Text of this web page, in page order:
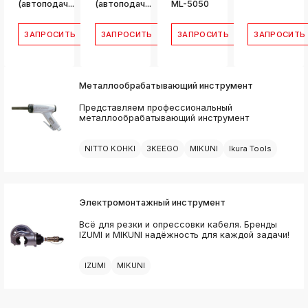
(автоподач...
ЗАПРОСИТЬ
(автоподач...
ЗАПРОСИТЬ
ML-5050
ЗАПРОСИТЬ ЗАПРОСИТЬ
Металлообрабатывающий инструмент
Представляем профессиональный
металлообрабатывающий инструмент
NITTO KOHKI 3KEEGO MIKUNI Ikura Tools
Электромонтажный инструмент
Всё для резки и опрессовки кабеля. Бренды
IZUMI и MIKUNI надёжность для каждой задачи!
IZUMI MIKUNI